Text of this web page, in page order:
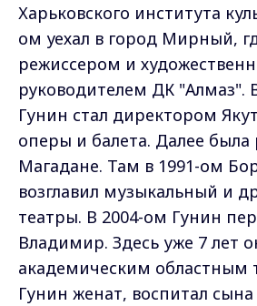
Харьковского института
ом уехал в город Мирный,
режиссером и
руководителем ДК "Алмаз".
Гунин стал директором
оперы и балета. Далее была
Магадане. Там в 1991-ом
возглавил музыкальный и
театры. В 2004-ом Гунин
Владимир. Здесь уже 7 лет
академическим областным
Гунин женат, воспитал